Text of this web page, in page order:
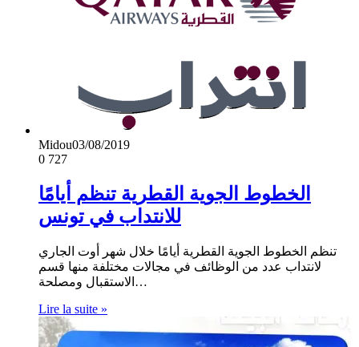
Midou03/08/2019
0 727
الخطوط الجوية القطرية تنظم أيامًا
للانتداب في تونس
تنظم الخطوط الجوية القطرية أيامًا خلال شهر أوت الجاري
لانتداب عدد من الوظائف في مجالات مختلفة منها قسم
الاستقبال ومصلحة…
Lire la suite »